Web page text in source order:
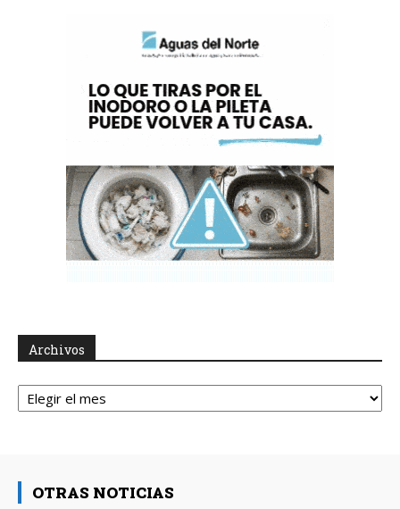
Archivos
Archivos
OTRAS NOTICIAS